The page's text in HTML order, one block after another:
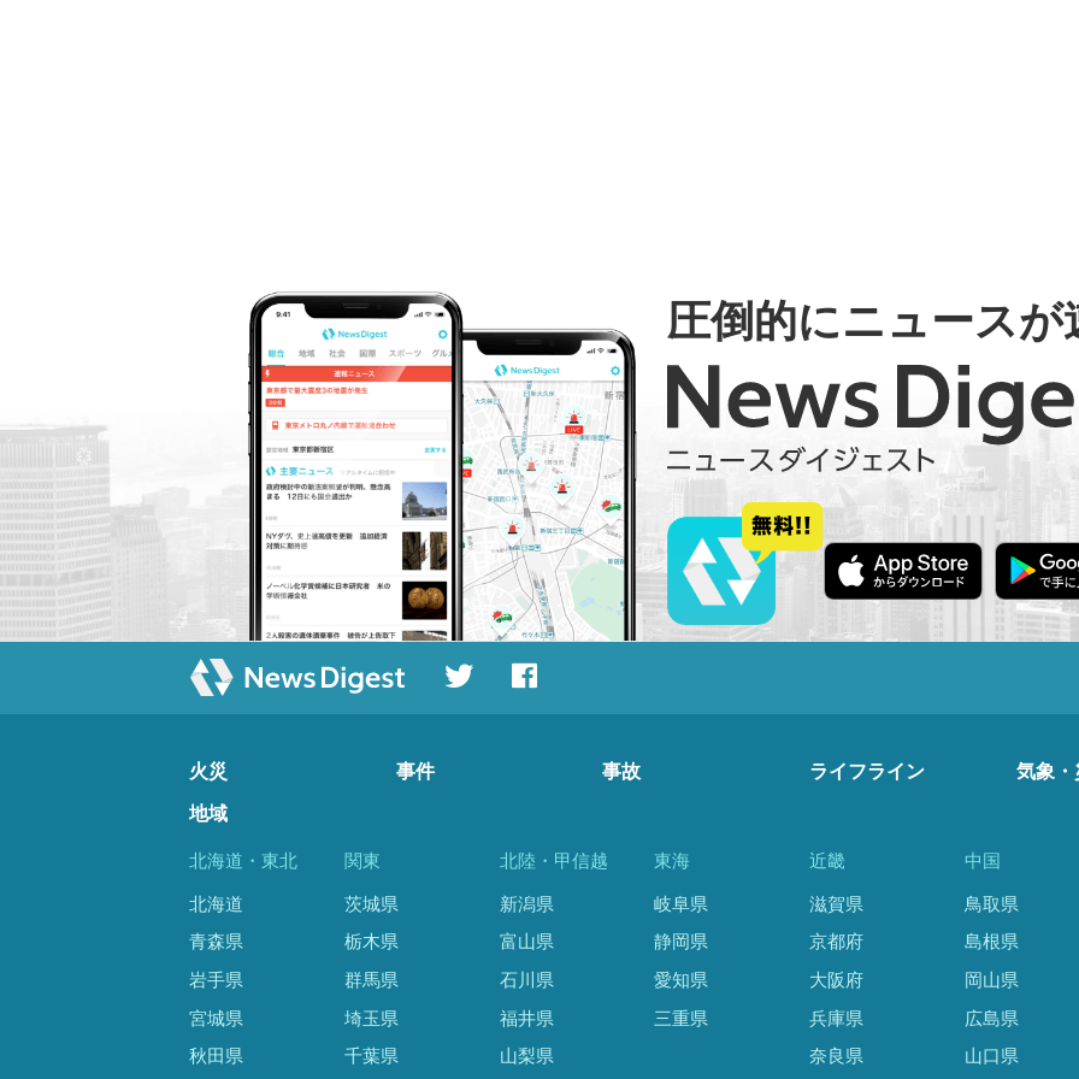
圧倒的にニュースが
火災 事件 事故 ライフライン 気象・
地域
北海道・東北
北海道
青森県
岩手県
宮城県
秋田県
関東
茨城県
栃木県
群馬県
埼玉県
千葉県
北陸・甲信越
新潟県
富山県
石川県
福井県
山梨県
東海
岐阜県
静岡県
愛知県
三重県
近畿
滋賀県
京都府
大阪府
兵庫県
奈良県
中国
鳥取県
島根県
岡山県
広島県
山口県